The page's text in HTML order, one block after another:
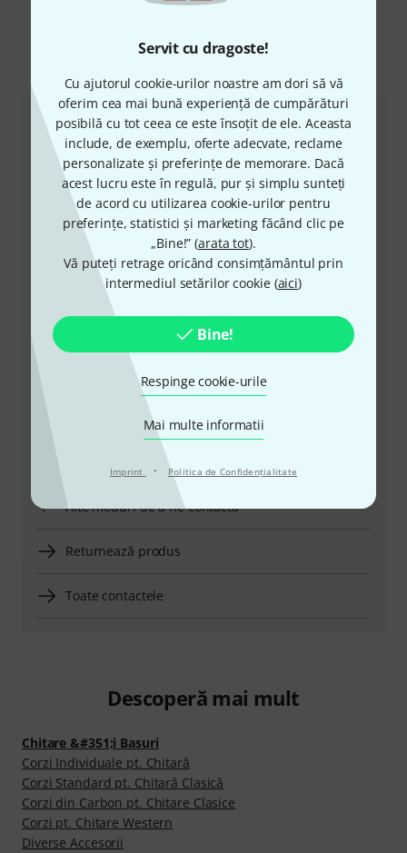
Servit cu dragoste!
Cu ajutorul cookie-urilor noastre am dori să vă
oferim cea mai bună experiență de cumpărături
posibilă cu tot ceea ce este însoțit de ele. Aceasta
include, de exemplu, oferte adecvate, reclame
personalizate și preferințe de memorare. Dacă
acest lucru este în regulă, pur și simplu sunteți
de acord cu utilizarea cookie-urilor pentru
preferințe, statistici și marketing făcând clic pe
„Bine!” (arata tot).
Vă puteți retrage oricând consimțământul prin
intermediul setărilor cookie (aici)
Bine!
Respinge cookie-urile
Mai multe informatii
Imprint · Politica de Confidenţialitate
Ne puteți contacta astfel
Serviciul Clienți România
+49-9546-9223-530
Personalul nostru de la service e aici pentru a vă ajuta
cu orice problemă
Pregătiți număr client
Ore de Program (CEST - Ora de vară
din Europa Centrală)
Solicită să fii contactat
Alte moduri de a ne contacta
Returnează produs
Toate contactele
Descoperă mai mult
Chitare &#351;i Basuri
Corzi Individuale pt. Chitară
Corzi Standard pt. Chitară Clasică
Corzi din Carbon pt. Chitare Clasice
Corzi pt. Chitare Western
Diverse Accesorii